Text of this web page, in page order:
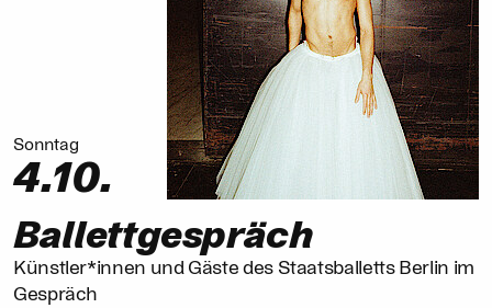
Ballett­gespräch
Künstler*innen und Gäste des Staatsballetts Berlin im
Gespräch
Sonntag
4.10.